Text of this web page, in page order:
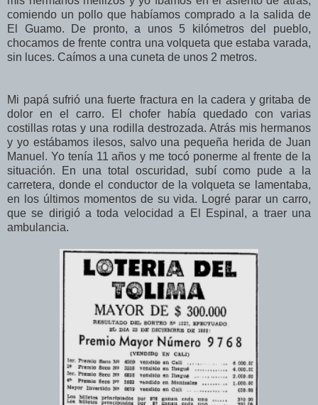
comiendo un pollo que habíamos comprado a la salida de
El Guamo. De pronto, a unos 5 kilómetros del pueblo,
chocamos de frente contra una volqueta que estaba varada,
sin luces. Caímos a una cuneta de unos 2 metros.
Mi papá sufrió una fuerte fractura en la cadera y gritaba de
dolor en el carro. El chofer había quedado con varias
costillas rotas y una rodilla destrozada. Atrás mis hermanos
y yo estábamos ilesos, salvo una pequeña herida de Juan
Manuel. Yo tenía 11 años y me tocó ponerme al frente de la
situación. En una total oscuridad, subí como pude a la
carretera, donde el conductor de la volqueta se lamentaba,
en los últimos momentos de su vida. Logré parar un carro,
que se dirigió a toda velocidad a El Espinal, a traer una
ambulancia.